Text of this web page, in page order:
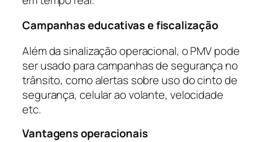
Campanhas educativas e fiscalização
Além da sinalização operacional, o PMV pode
ser usado para campanhas de segurança no
trânsito, como alertas sobre uso do cinto de
segurança, celular ao volante, velocidade
etc.
Vantagens operacionais